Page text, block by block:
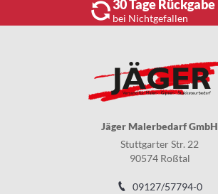
30 Tage Rückgabe
bei Nichtgefallen
Jäger Malerbedarf GmbH
Stuttgarter Str. 22
90574 Roßtal
09127/57794-0